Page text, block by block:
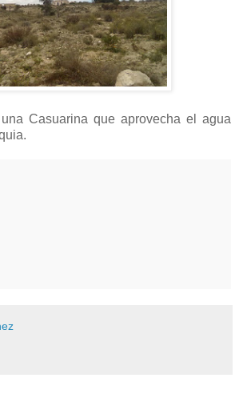
Casuarina que aprovecha el agua